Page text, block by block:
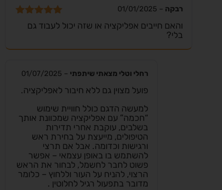
דורג5מתוך
5
רבקה –
01/01/2025
והאם חייבים אפליקציה או שזה יכול לעבוד גם
בלי?
רחלי וטלי מצאתי שיתפתי –
01/07/2025
פועל מצוין גם ללא חיבור לאפליקציה.
למעשה הדגם כולל חוויית שימוש
“חכמה” עם אפליקציה שמכוונת אותך
בשלבים, עוקבת אחרי תדירות
הטיפולים, מייעצת על בחירת ראש
ורגישות וכדומה. אבל אם תרצי
להשתמש בו באופן עצמאי – אפשר
פשוט לחבר לחשמל, לבחור את הראש
הרצוי, להניח על העור וללחוץ – כלומר
מדובר בתפעול רגיל לחלוטין .